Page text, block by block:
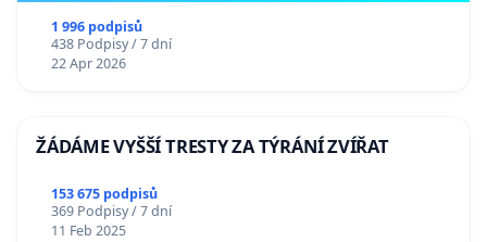
1 996 podpisů
438 Podpisy / 7 dní
22 Apr 2026
ŽÁDÁME VYŠŠÍ TRESTY ZA TÝRÁNÍ ZVÍŘAT
153 675 podpisů
369 Podpisy / 7 dní
11 Feb 2025